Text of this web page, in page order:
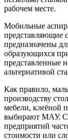
рабочем месте.
Мобильные
представляющие
предназначены
образующихся
представленные
альтернативой
Как правило,
производству
мебели, клеёной
выбирают МАУ.
предприятий
стоимости или